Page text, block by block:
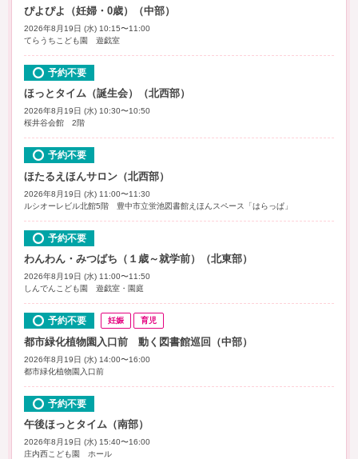
ぴよぴよ（妊婦・0歳）（中部）
2026年8月19日 (水) 10:15〜11:00
てらうちこども園 遊戯室
予約不要
ほっとタイム（誕生会）（北西部）
2026年8月19日 (水) 10:30〜10:50
桜井谷会館 2階
予約不要
ほたるえほんサロン（北西部）
2026年8月19日 (水) 11:00〜11:30
ルシオーレビル北館5階 豊中市立蛍池図書館えほんスペース「はらっぱ」
予約不要
わんわん・みつばち（１歳～就学前）（北東部）
2026年8月19日 (水) 11:00〜11:50
しんでんこども園 遊戯室・園庭
予約不要 妊娠 育児
都市緑化植物園入口前 動く図書館巡回（中部）
2026年8月19日 (水) 14:00〜16:00
都市緑化植物園入口前
予約不要
午後ほっとタイム（南部）
2026年8月19日 (水) 15:40〜16:00
庄内西こども園 ホール